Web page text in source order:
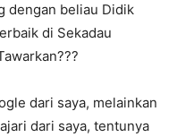
dengan beliau Didik
di Sekadau
dari saya, melainkan
dari saya, tentunya